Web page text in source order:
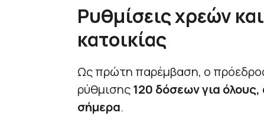
Ρυθμίσεις χρεών
κατοικίας
Ως πρώτη παρέμβαση, ο
ρύθμισης120 δόσεων για
σήμερα.